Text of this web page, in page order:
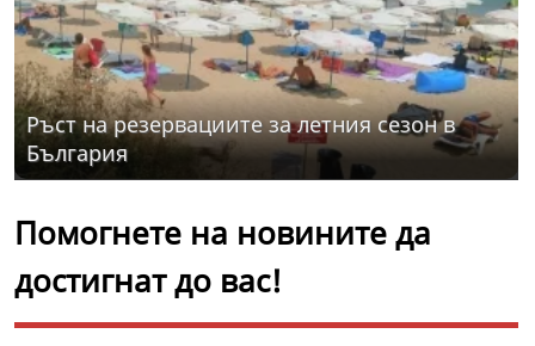
Ръст на резервациите за летния сезон в
България
Помогнете на новините да
достигнат до вас!